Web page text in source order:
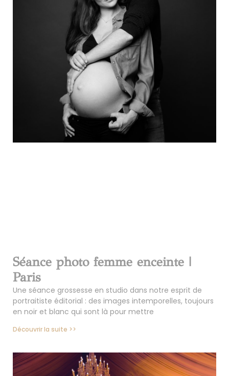
Séance photo femme enceinte |
Paris
Une séance grossesse en studio dans notre esprit de
portraitiste éditorial : des images intemporelles, toujours
en noir et blanc qui sont là pour mettre
Découvrir la suite >>